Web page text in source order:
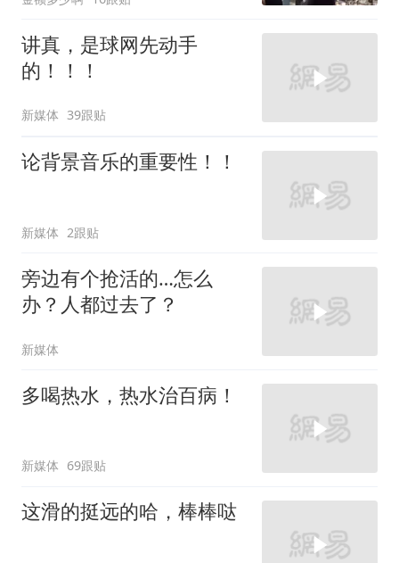
讲真，是球网先动手
的！！！
新媒体 39跟贴
论背景音乐的重要性！！
新媒体 2跟贴
旁边有个抢活的…怎么
办？人都过去了？
新媒体
多喝热水，热水治百病！
新媒体 69跟贴
这滑的挺远的哈，棒棒哒